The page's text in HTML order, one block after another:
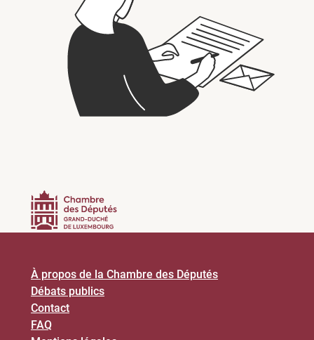
À propos de la Chambre des Députés
Débats publics
Contact
FAQ